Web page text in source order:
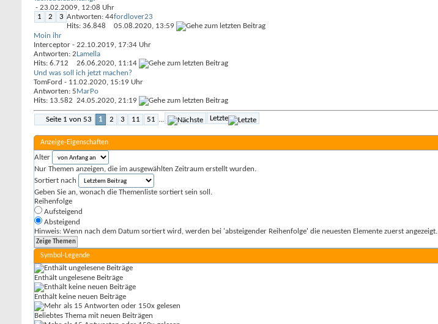
- 23.02.2009, 12:08 Uhr
1
2 3 Antworten: 44
Hits: 36.848
fordlover23
05.08.2020, 13:59
Moin ihr
Interceptor - 22.10.2019, 17:34 Uhr
Antworten: 2
Hits: 6.712
Lamella
26.06.2020, 11:14
Und was soll ich jetzt machen?
TomFord - 11.02.2020, 15:19 Uhr
Antworten: 5
Hits: 13.582
MarPo
24.05.2020, 21:19
Seite 1 von 53 1 2 3 11 51 ... Letzte
Anzeige-Eigenschaften
Alter
Nur Themen anzeigen, die im ausgewählten Zeitraum erstellt wurden.
Sortiert nach
Geben Sie an, wonach die Themenliste sortiert sein soll.
Reihenfolge
Aufsteigend
Absteigend
Hinweis: Wenn nach dem Datum sortiert wird, werden bei 'absteigender Reihenfolge' die neuesten Elemente zuerst angezeigt.
Symbol-Legende
Enthält ungelesene Beiträge
Enthält keine neuen Beiträge
Beliebtes Thema mit neuen Beiträgen